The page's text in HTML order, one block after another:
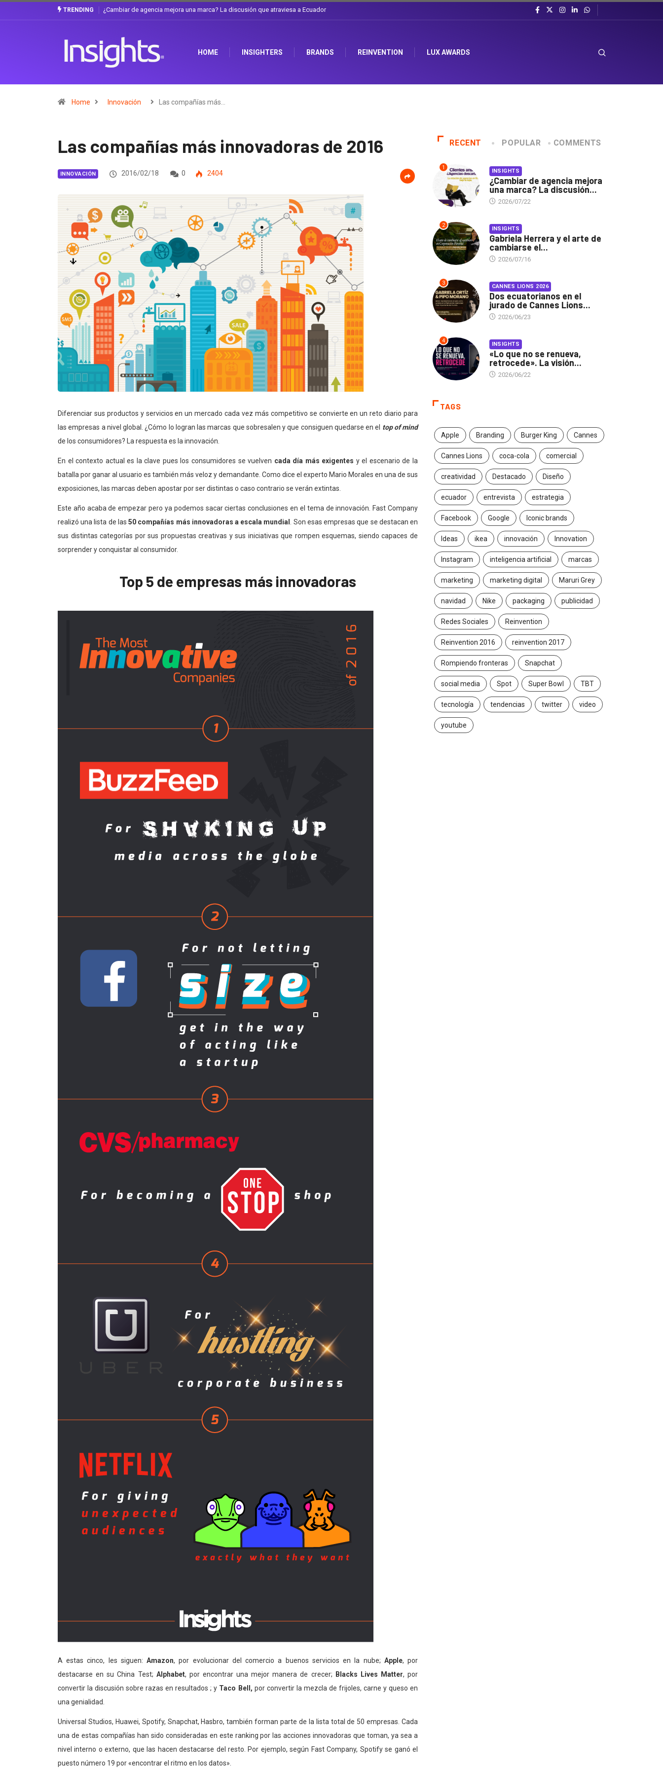
TRENDING Gabriela Herrera y el arte de cambiarse el sombrero en Corporación Favorita
HOME INSIGHTERS BRANDS REINVENTION LUX AWARDS
Home Innovación Las compañías más…
Las compañías más innovadoras de 2016
INNOVACIÓN 2016/02/18 0 2404
Diferenciar sus productos y servicios en un mercado cada vez más competitivo se convierte en un reto diario para
las empresas a nivel global. ¿Cómo lo logran las marcas que sobresalen y que consiguen quedarse en el top of mind
de los consumidores? La respuesta es la innovación.
En el contexto actual es la clave pues los consumidores se vuelven cada día más exigentes y el escenario de la
batalla por ganar al usuario es también más veloz y demandante. Como dice el experto Mario Morales en una de sus
exposiciones, las marcas deben apostar por ser distintas o caso contrario se verán extintas.
Este año acaba de empezar pero ya podemos sacar ciertas conclusiones en el tema de innovación. Fast Company
realizó una lista de las50 compañías más innovadoras a escala mundial . Son esas empresas que se destacan en
sus distintas categorías por sus propuestas creativas y sus iniciativas que rompen esquemas, siendo capaces de
sorprender y conquistar al consumidor.
Top 5 de empresas más innovadoras
A estas cinco, les siguen:Amazon, por evolucionar del comercio a buenos servicios en la nube; Apple, por
destacarse en su China Test; Alphabet, por encontrar una mejor manera de crecer; Blacks Lives Matter, por
convertir la discusión sobre razas en resultados ; y Taco Bell, por convertir la mezcla de frijoles, carne y queso en
una genialidad.
Universal Studios, Huawei, Spotify, Snapchat, Hasbro, también forman parte de la lista total de 50 empresas. Cada
una de estas compañías han sido consideradas en este ranking por las acciones innovadoras que toman, ya sea a
nivel interno o externo, que las hacen destacarse del resto. Por ejemplo, según Fast Company, Spotify se ganó el
puesto número 19 por «encontrar el ritmo en los datos».
RECENT POPULAR COMMENTS
1 INSIGHTS
¿Cambiar de agencia mejora
una marca? La discusión...
2026/07/22
2 INSIGHTS
Gabriela Herrera y el arte de
cambiarse el...
2026/07/16
3 CANNES LIONS 2026
Dos ecuatorianos en el
jurado de Cannes Lions...
2026/06/23
4 INSIGHTS
«Lo que no se renueva,
retrocede». La visión...
2026/06/22
TAGS
Apple Branding Burger King Cannes
Cannes Lions coca-cola comercial
creatividad Destacado Diseño
ecuador entrevista estrategia
Facebook Google Iconic brands
Ideas ikea innovación Innovation
Instagram inteligencia artificial marcas
marketing marketing digital Maruri Grey
navidad Nike packaging publicidad
Redes Sociales Reinvention
Reinvention 2016 reinvention 2017
Rompiendo fronteras Snapchat
social media Spot Super Bowl TBT
tecnología tendencias twitter video
youtube